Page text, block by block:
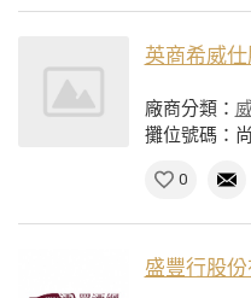
英商希威
廠商分類：
攤位號碼：
0
盛豐行股